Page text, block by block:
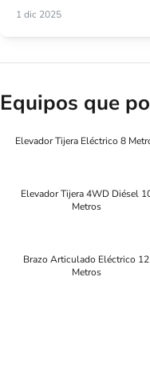
1 dic 2025
Equipos que
Elevador Tijera Eléctrico 8
Elevador Tijera 4WD Diésel
Metros
Brazo Articulado Eléctrico 12
Metros